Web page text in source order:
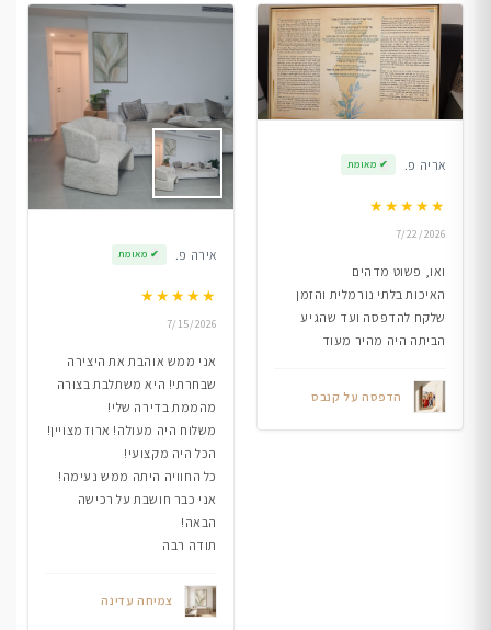
אריה פ. ✔ מאומת
★★★★★
7/22/2026
ואו, פשוט מדהים
האיכות בלתי נורמלית והזמן
שלקח להדפסה ועד שהגיע
הביתה היה מהיר מעוד
הדפסה על קנבס
אירה פ. ✔ מאומת
★★★★★
7/15/2026
אני ממש אוהבת את היצירה
שבחרתי! היא משתלבת בצורה
מהממת בדירה שלי!
משלוח היה מעולה! ארוז מצויין!
הכל היה מקצועי!
כל החוויה היתה ממש נעימה!
אני כבר חושבת על רכישה
הבאה!
תודה רבה
צמיחה עדינה